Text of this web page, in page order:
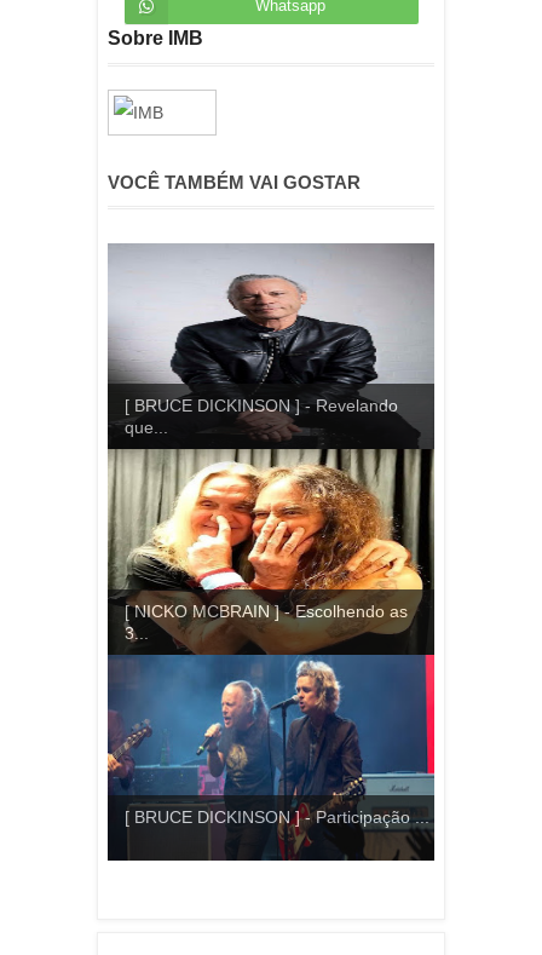
Whatsapp
Sobre IMB
VOCÊ TAMBÉM VAI GOSTAR
[ BRUCE DICKINSON ] - Revelando
que...
[ NICKO MCBRAIN ] - Escolhendo as
3...
[ BRUCE DICKINSON ] - Participação ...